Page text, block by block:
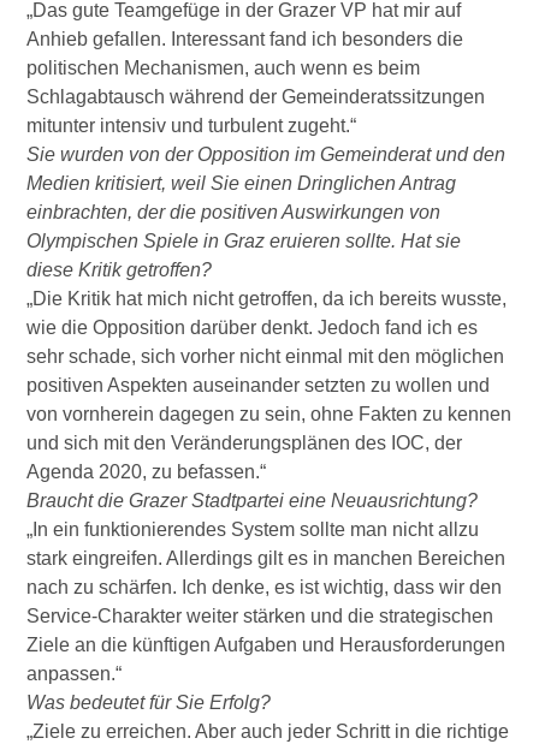
„Das gute Teamgefüge in der Grazer VP hat mir auf
Anhieb gefallen. Interessant fand ich besonders die
politischen Mechanismen, auch wenn es beim
Schlagabtausch während der Gemeinderatssitzungen
mitunter intensiv und turbulent zugeht.“
Sie wurden von der Opposition im Gemeinderat und den
Medien kritisiert, weil Sie einen Dringlichen Antrag
einbrachten, der die positiven Auswirkungen von
Olympischen Spiele in Graz eruieren sollte. Hat sie
diese Kritik getroffen?
„Die Kritik hat mich nicht getroffen, da ich bereits wusste,
wie die Opposition darüber denkt. Jedoch fand ich es
sehr schade, sich vorher nicht einmal mit den möglichen
positiven Aspekten auseinander setzten zu wollen und
von vornherein dagegen zu sein, ohne Fakten zu kennen
und sich mit den Veränderungsplänen des IOC, der
Agenda 2020, zu befassen.“
Braucht die Grazer Stadtpartei eine Neuausrichtung?
„In ein funktionierendes System sollte man nicht allzu
stark eingreifen. Allerdings gilt es in manchen Bereichen
nach zu schärfen. Ich denke, es ist wichtig, dass wir den
Service-Charakter weiter stärken und die strategischen
Ziele an die künftigen Aufgaben und Herausforderungen
anpassen.“
Was bedeutet für Sie Erfolg?
„Ziele zu erreichen. Aber auch jeder Schritt in die richtige